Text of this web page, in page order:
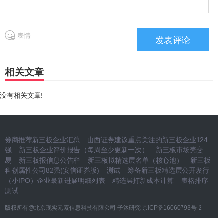
表情
相关文章
没有相关文章!
券商推荐新三板企业汇总
山西证券建议重点关注的新三板企业124
强
新三板企业评价报告（每周至少更新一次）
新三板市场壳交
易
新三板报信息公告栏 新三板拟精选层名单（核心池）
新三板
科创属性公司82强(安信证券版)
测试
筹备新三板精选层公开发行
（小IPO）企业最新进展明细列表
精选层打新成本计算
表格排序
测试
版权所有@北京现实元素信息科技有限公司 子沐研究 京ICP备16060793号-2